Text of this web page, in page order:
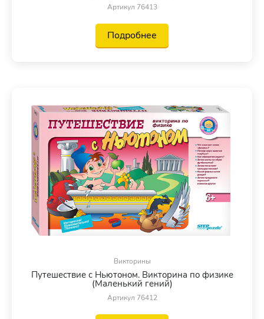
Артикул 76413
Подробнее
Викторины
Путешествие с Ньютоном. Викторина по физике
(Маленький гений)
Артикул 76412